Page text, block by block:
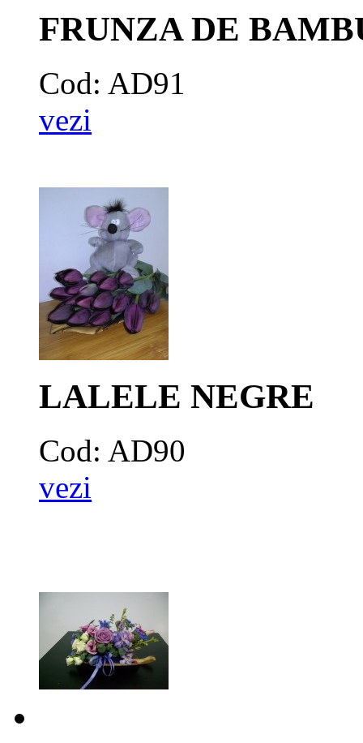
FRUNZA DE
Cod: AD91
vezi
LALELE NEGRE
Cod: AD90
vezi